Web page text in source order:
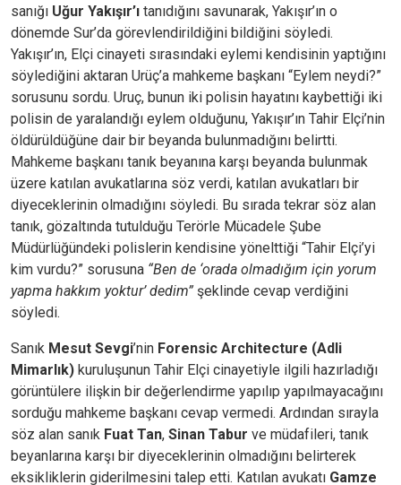
sanığı Uğur Yakışır’ı tanıdığını savunarak, Yakışır’ın o
dönemde Sur’da görevlendirildiğini bildiğini söyledi.
Yakışır’ın, Elçi cinayeti sırasındaki eylemi kendisinin yaptığını
söylediğini aktaran Urüç’a mahkeme başkanı “Eylem neydi?”
sorusunu sordu. Uruç, bunun iki polisin hayatını kaybettiği iki
polisin de yaralandığı eylem olduğunu, Yakışır’ın Tahir Elçi’nin
öldürüldüğüne dair bir beyanda bulunmadığını belirtti.
Mahkeme başkanı tanık beyanına karşı beyanda bulunmak
üzere katılan avukatlarına söz verdi, katılan avukatları bir
diyeceklerinin olmadığını söyledi. Bu sırada tekrar söz alan
tanık, gözaltında tutulduğu Terörle Mücadele Şube
Müdürlüğündeki polislerin kendisine yönelttiği “Tahir Elçi’yi
kim vurdu?” sorusuna “Ben de ‘orada olmadığım için yorum
yapma hakkım yoktur’ dedim” şeklinde cevap verdiğini
söyledi.
Sanık Mesut Sevgi’nin Forensic Architecture (Adli
Mimarlık) kuruluşunun Tahir Elçi cinayetiyle ilgili hazırladığı
görüntülere ilişkin bir değerlendirme yapılıp yapılmayacağını
sorduğu mahkeme başkanı cevap vermedi. Ardından sırayla
söz alan sanık Fuat Tan, Sinan Tabur ve müdafileri, tanık
beyanlarına karşı bir diyeceklerinin olmadığını belirterek
eksikliklerin giderilmesini talep etti. Katılan avukatı Gamze